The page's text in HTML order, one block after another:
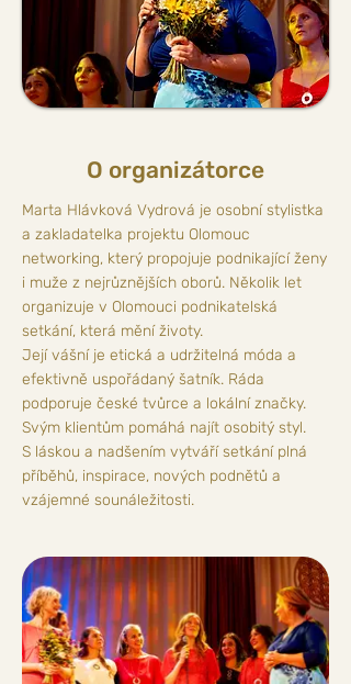
O organizátorce
Marta Hlávková Vydrová je osobní stylistka
a zakladatelka projektu Olomouc
networking, který propojuje podnikající ženy
i muže z nejrůznějších oborů. Několik let
organizuje v Olomouci podnikatelská
setkání, která mění životy.
Její vášní je etická a udržitelná móda a
efektivně uspořádaný šatník. Ráda
podporuje české tvůrce a lokální značky.
Svým klientům pomáhá najít osobitý styl.
S láskou a nadšením vytváří setkání plná
příběhů, inspirace, nových podnětů a
vzájemné sounáležitosti.